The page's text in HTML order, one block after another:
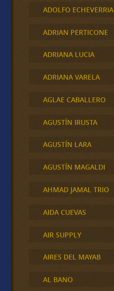
ADOLFO ECHEVERRIA
ADRIAN PERTICONE
ADRIANA LUCIA
ADRIANA VARELA
AGLAE CABALLERO
AGUSTÍN IRUSTA
AGUSTÍN LARA
AGUSTÍN MAGALDI
AHMAD JAMAL TRIO
AIDA CUEVAS
AIR SUPPLY
AIRES DEL MAYAB
AL BANO